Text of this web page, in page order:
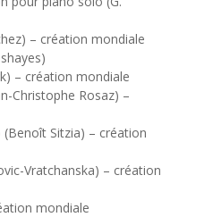
– création mondiale
– création mondiale
Christophe Rosaz) –
Sitzia) – création
Vratchanska) – création
mondiale